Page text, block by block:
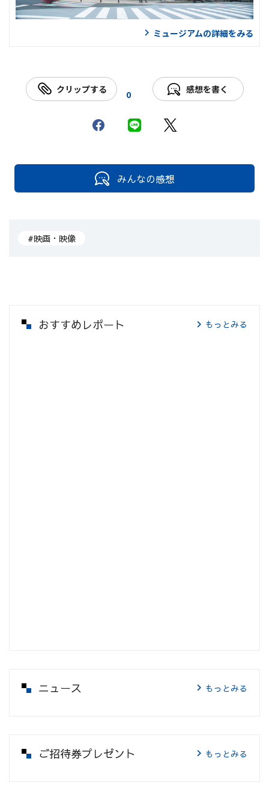
ミュージアムの詳細をみる
クリップする 0 感想を書く
みんなの感想
#映画・映像
おすすめレポート もっとみる
ニュース もっとみる
ご招待券プレゼント もっとみる